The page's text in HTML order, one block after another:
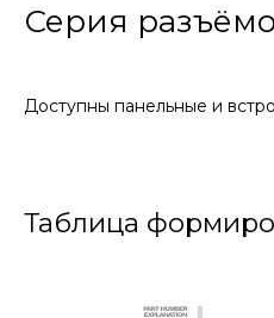
Серия
Доступны панельные и
Таблица